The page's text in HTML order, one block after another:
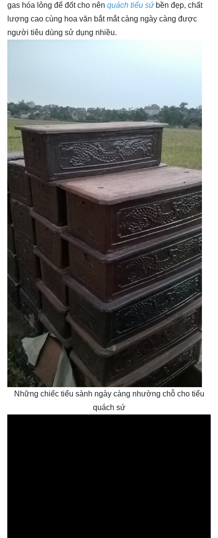
gas hóa lỏng để đốt cho nên quách tiểu sứ bền đẹp, chất
lượng cao cùng hoa văn bắt mắt càng ngày càng được
người tiêu dùng sử dụng nhiều.
Những chiếc tiểu sành ngày càng nhường chỗ cho tiểu
quách sứ